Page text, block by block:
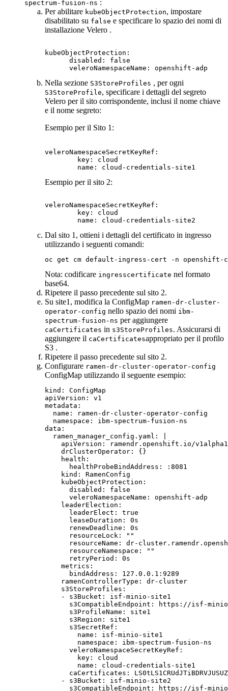
spectrum-fusion-ns :
Per abilitare kubeObjectProtection, impostare
disabilitato su false e specificare lo spazio dei nomi di
installazione Velero .
kubeObjectProtection:
      disabled: false
      veleroNamespaceName: openshift-adp
Nella sezione S3StoreProfiles , per ogni
S3StoreProfile, specificare i dettagli del segreto
Velero per il sito corrispondente, inclusi il nome chiave
e il nome segreto:
Esempio per il Sito 1:
veleroNamespaceSecretKeyRef:
        key: cloud
        name: cloud-credentials-site1
Esempio per il sito 2:
veleroNamespaceSecretKeyRef:
        key: cloud
        name: cloud-credentials-site2
Dal sito 1, ottieni i dettagli del certificato in ingresso
utilizzando i seguenti comandi:
oc get cm default-ingress-cert -n openshift-
Nota: codificare ingresscertificate nel formato
base64.
Ripetere il passo precedente sul sito 2.
Su site1, modifica la ConfigMap ramen-dr-cluster-
operator-config nello spazio dei nomi ibm-
spectrum-fusion-ns per aggiungere
caCertificates in s3StoreProfiles. Assicurarsi di
aggiungere il caCertificatesappropriato per il profilo
S3 .
Ripetere il passo precedente sul sito 2.
Configurare ramen-dr-cluster-operator-config
ConfigMap utilizzando il seguente esempio:
kind: ConfigMap
apiVersion: v1
metadata:
  name: ramen-dr-cluster-operator-config
  namespace: ibm-spectrum-fusion-ns
data:
  ramen_manager_config.yaml: |
    apiVersion: ramendr.openshift.io/v1alpha1
    drClusterOperator: {}
    health:
      healthProbeBindAddress: :8081
    kind: RamenConfig
    kubeObjectProtection:
      disabled: false
      veleroNamespaceName: openshift-adp
    leaderElection:
      leaderElect: true
      leaseDuration: 0s
      renewDeadline: 0s
      resourceLock: ""
resourceName: dr-
      resourceNamespace: ""
      retryPeriod: 0s
    metrics:
      bindAddress: 127.0.0.1:9289
    ramenControllerType: dr-cluster
    s3StoreProfiles:
    - s3Bucket: isf-minio-site1
s3CompatibleEndpoint: https://isf-
      s3ProfileName: site1
      s3Region: site1
      s3SecretRef:
        name: isf-minio-site1
        namespace: ibm-spectrum-fusion-ns
      veleroNamespaceSecretKeyRef:
        key: cloud
        name: cloud-credentials-site1
caCertificates:
    - s3Bucket: isf-minio-site2
s3CompatibleEndpoint: https://isf-